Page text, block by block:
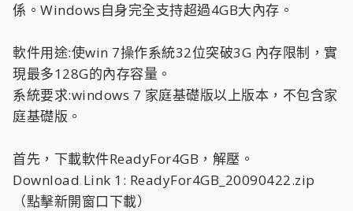
係。Windows自身完全支持超過4GB大內存。
軟件用途:使win 7操作系統32位突破3G 內存限制，實
現最多128G的內存容量。
系統要求:windows 7 家庭基礎版以上版本，不包含家
庭基礎版。
首先，下載軟件ReadyFor4GB，解壓。
Download Link 1: ReadyFor4GB_20090422.zip
（點擊新開窗口下載）